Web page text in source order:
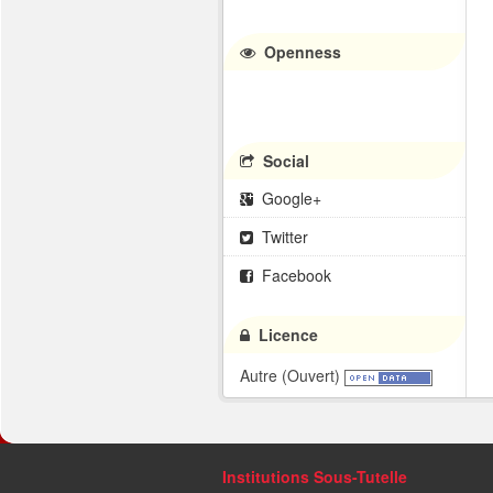
Openness
Social
Google+
Twitter
Facebook
Licence
Autre (Ouvert)
Institutions Sous-Tutelle